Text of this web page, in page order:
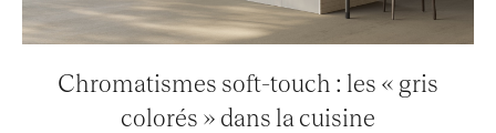
Chromatismes soft-touch : les « gris
colorés » dans la cuisine